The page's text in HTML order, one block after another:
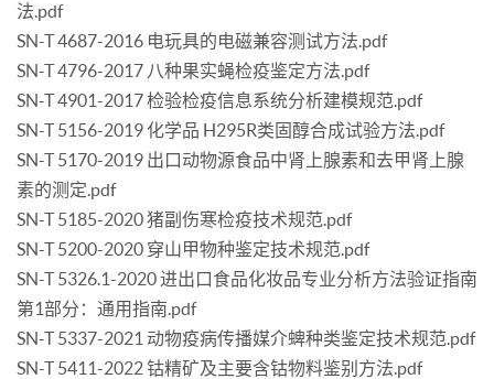
法.pdf
SN-T 4687-2016 电玩具的电磁兼容测试方法.pdf
SN-T 4796-2017 八种果实蝇检疫鉴定方法.pdf
SN-T 4901-2017 检验检疫信息系统分析建模规范.pdf
SN-T 5156-2019 化学品 H295R类固醇合成试验方法.pdf
SN-T 5170-2019 出口动物源食品中肾上腺素和去甲肾上腺
素的测定.pdf
SN-T 5185-2020 猪副伤寒检疫技术规范.pdf
SN-T 5200-2020 穿山甲物种鉴定技术规范.pdf
SN-T 5326.1-2020 进出口食品化妆品专业分析方法验证指南
第1部分：通用指南.pdf
SN-T 5337-2021 动物疫病传播媒介蜱种类鉴定技术规范.pdf
SN-T 5411-2022 钴精矿及主要含钴物料鉴别方法.pdf